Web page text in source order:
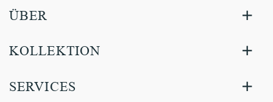
ÜBER
KOLLEKTION
SERVICES